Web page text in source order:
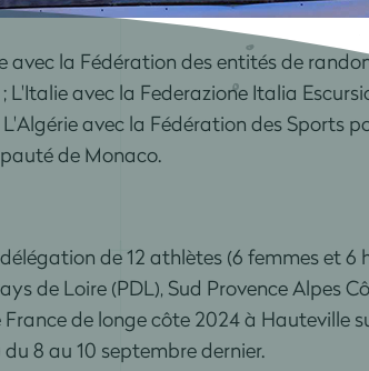
la Fédération des entités de
avec la Federazione Italia
avec la Fédération des Sports
de Monaco.
de 12 athlètes (6 femmes et 6
de Loire (PDL), Sud Provence Alpes
de longe côte 2024 à Hauteville
8 au 10 septembre dernier.